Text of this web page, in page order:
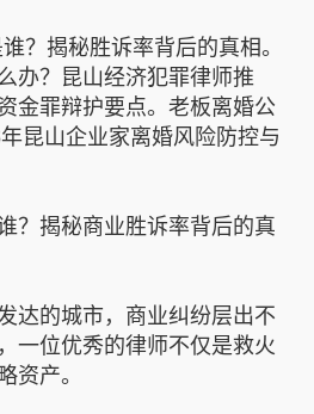
？揭秘胜诉率背后的真相。
办？昆山经济犯罪律师推
金罪辩护要点。老板离婚公
昆山企业家离婚风险防控与
？揭秘商业胜诉率背后的真
达的城市，商业纠纷层出不
一位优秀的律师不仅是救火
资产。